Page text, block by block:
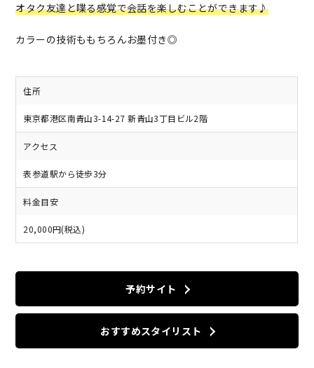
オタク友達と喋る感覚で会話を楽しむことができます♪
カラーの技術ももちろんお墨付き◎
住所
東京都港区南青山3-14-27 新青山3丁目ビル2階
アクセス
表参道駅から徒歩3分
料金目安
20,000円(税込)
予約サイト
おすすめスタイリスト